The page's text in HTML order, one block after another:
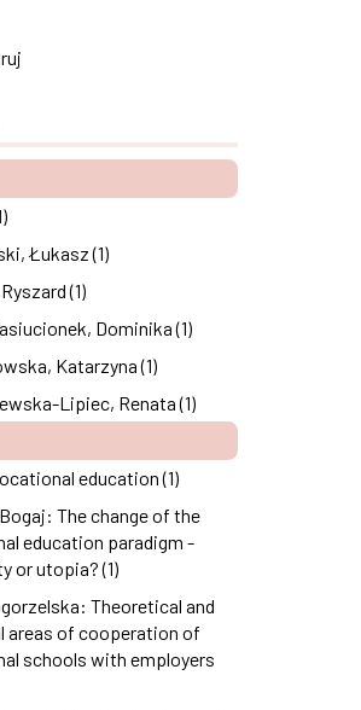
Łukasz (1)
(1)
Dominika (1)
Katarzyna (1)
Lipiec, Renata (1)
education (1)
The change of the
education paradigm -
or utopia? (1)
Theoretical and
areas of cooperation of
schools with employers